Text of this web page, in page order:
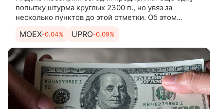
попытку штурма круглых 2300 п., но увяз за
несколько пунктов до этой отметки. Об этом
Мир инвестиций» Андрей
MOEX-0.04% UPRO-0.09%